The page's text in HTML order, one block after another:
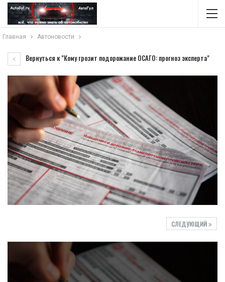
Главная Автоновости
Вернуться к "Кому грозит подорожание ОСАГО: прогноз эксперта"
СЛЕДУЮЩИЙ